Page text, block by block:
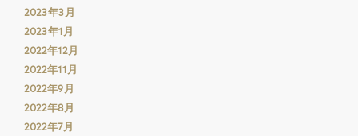
2023年3月
2023年1月
2022年12月
2022年11月
2022年9月
2022年8月
2022年7月